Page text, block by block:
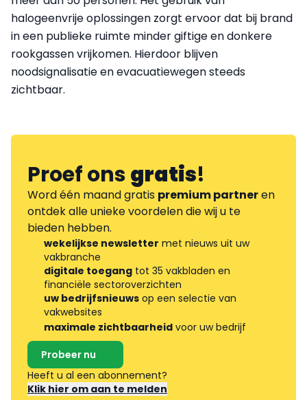
halogeenvrije oplossingen zorgt ervoor dat bij brand
in een publieke ruimte minder giftige en donkere
rookgassen vrijkomen. Hierdoor blijven
noodsignalisatie en evacuatiewegen steeds
zichtbaar.
Proef onsgratis!
Word één maand gratis premium partneren
ontdek alle unieke voordelen die wij u te
bieden hebben.
wekelijkse newsletter met nieuws uit uw
vakbranche
digitale toegang tot 35 vakbladen en
financiële sectoroverzichten
uw bedrijfsnieuws op een selectie van
vakwebsites
maximale zichtbaarheid voor uw bedrijf
Probeer nu
Heeft u al een abonnement?
Klik hier om aan te melden